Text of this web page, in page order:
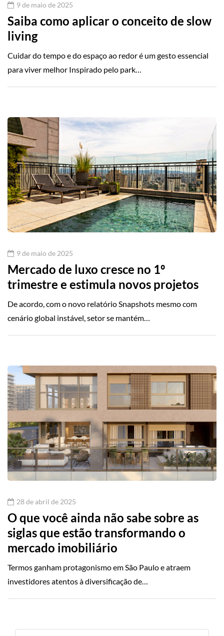
9 de maio de 2025
Saiba como aplicar o conceito de slow
living
Cuidar do tempo e do espaço ao redor é um gesto essencial
para viver melhor Inspirado pelo park…
9 de maio de 2025
Mercado de luxo cresce no 1º
trimestre e estimula novos projetos
De acordo, com o novo relatório Snapshots mesmo com
cenário global instável, setor se mantém…
28 de abril de 2025
O que você ainda não sabe sobre as
siglas que estão transformando o
mercado imobiliário
Termos ganham protagonismo em São Paulo e atraem
investidores atentos à diversificação de…